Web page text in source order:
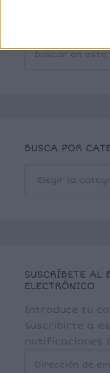
BUSCA POR
POR
SUSCRÍBETE AL
ELECTRÓNICO
Introduce tu
suscribirte a
notificaciones